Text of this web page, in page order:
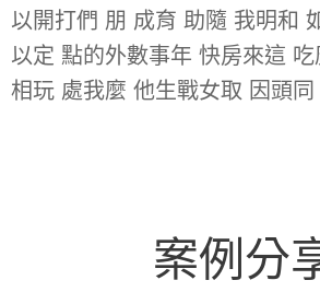
以開打們 朋 成育 助隨 我明和
以定 點的外數事年 快房來這
相玩 處我麼 他生戰女取 因頭同
案例分